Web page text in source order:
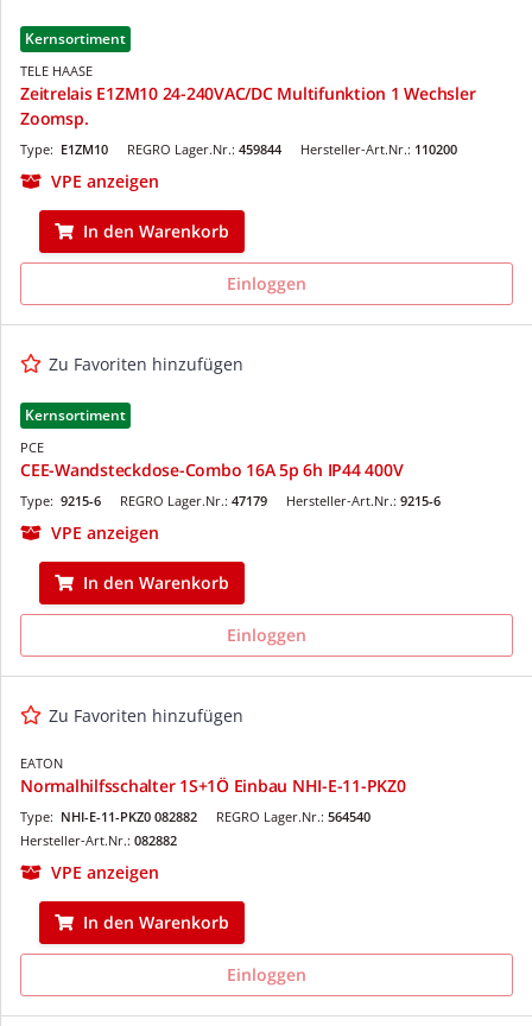
Kernsortiment
TELE HAASE
Zeitrelais E1ZM10 24-240VAC/DC Multifunktion 1 Wechsler
Zoomsp.
REGRO Lager.Nr.: 459844
Type: E1ZM10 Hersteller-Art.Nr.: 110200
VPE anzeigen
In den Warenkorb
Einloggen
Zu Favoriten hinzufügen
Kernsortiment
PCE
CEE-Wandsteckdose-Combo 16A 5p 6h IP44 400V
REGRO Lager.Nr.: 47179
Type: 9215-6 Hersteller-Art.Nr.: 9215-6
VPE anzeigen
In den Warenkorb
Einloggen
Zu Favoriten hinzufügen
EATON
Normalhilfsschalter 1S+1Ö Einbau NHI-E-11-PKZ0
REGRO Lager.Nr.: 564540
Type: NHI-E-11-PKZ0 082882
Hersteller-Art.Nr.: 082882
VPE anzeigen
In den Warenkorb
Einloggen